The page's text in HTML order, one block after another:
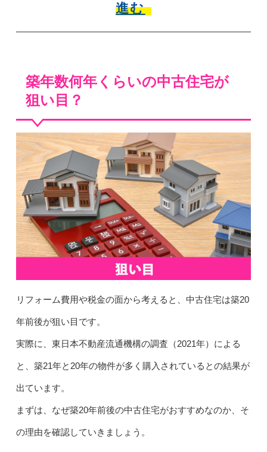
進む
築年数何年くらいの中古住宅が
狙い目？
リフォーム費用や税金の面から考えると、中古住宅は築20
年前後が狙い目です。
実際に、東日本不動産流通機構の調査（2021年）による
と、築21年と20年の物件が多く購入されているとの結果が
出ています。
まずは、なぜ築20年前後の中古住宅がおすすめなのか、そ
の理由を確認していきましょう。